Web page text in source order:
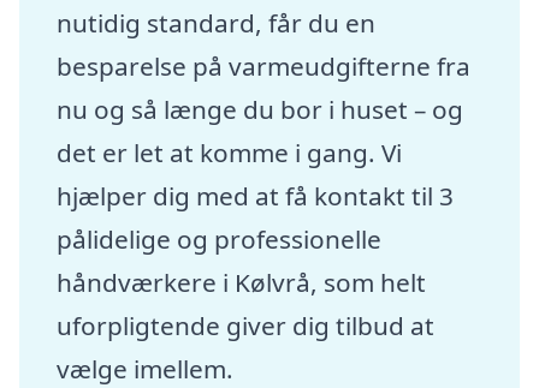
nutidig standard, får du en
besparelse på varmeudgifterne fra
nu og så længe du bor i huset – og
det er let at komme i gang. Vi
hjælper dig med at få kontakt til 3
pålidelige og professionelle
håndværkere i Kølvrå, som helt
uforpligtende giver dig tilbud at
vælge imellem.